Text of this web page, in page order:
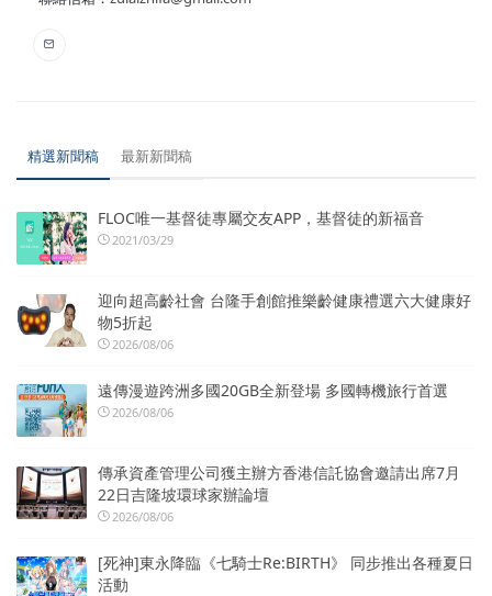
精選新聞稿 最新新聞稿
FLOC唯一基督徒專屬交友APP，基督徒的新福音
2021/03/29
迎向超高齡社會 台隆手創館推樂齡健康禮選六大健康好
物5折起
2026/08/06
遠傳漫遊跨洲多國20GB全新登場 多國轉機旅行首選
2026/08/06
傳承資產管理公司獲主辦方香港信託協會邀請出席7月
22日吉隆坡環球家辦論壇
2026/08/06
[死神]東永降臨《七騎士Re:BIRTH》 同步推出各種夏日
活動